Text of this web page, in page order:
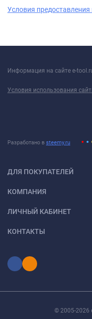
Условия предоставления
Информация на сайте e-
Условия использования
Разработано в steemy.ru
ДЛЯ ПОКУПАТЕЛЕЙ
КОМПАНИЯ
ЛИЧНЫЙ КАБИНЕТ
КОНТАКТЫ
© 2005-2026